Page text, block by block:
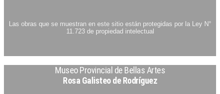
Las obras que se muestran en este sitio están protegidas por la Ley N°
11.723 de propiedad intelectual
Museo Provincial de Bellas Artes
Rosa Galisteo de Rodríguez